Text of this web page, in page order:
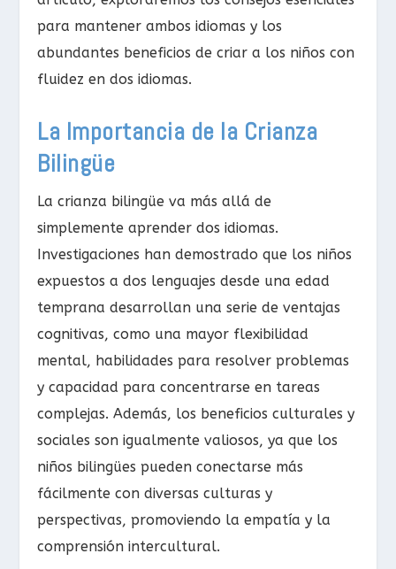
para mantener ambos idiomas y los
abundantes beneficios de criar a los niños con
fluidez en dos idiomas.
La Importancia de la Crianza
Bilingüe
La crianza bilingüe va más allá de
simplemente aprender dos idiomas.
Investigaciones han demostrado que los niños
expuestos a dos lenguajes desde una edad
temprana desarrollan una serie de ventajas
cognitivas, como una mayor flexibilidad
mental, habilidades para resolver problemas
y capacidad para concentrarse en tareas
complejas. Además, los beneficios culturales y
sociales son igualmente valiosos, ya que los
niños bilingües pueden conectarse más
fácilmente con diversas culturas y
perspectivas, promoviendo la empatía y la
comprensión intercultural.